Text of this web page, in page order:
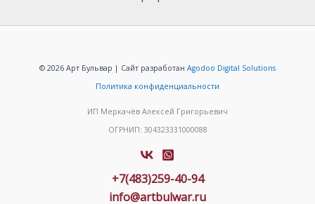
© 2026 Арт Бульвар | Сайт разработан Agodoo Digital Solutions
Политика конфиденциальности
ИП Меркачёв Алексей Григорьевич
ОГРНИП: 304323331000088
+7(483)259-40-94
info@artbulwar.ru